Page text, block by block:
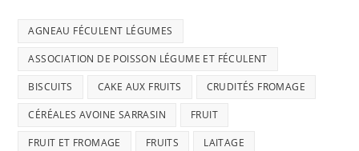
AGNEAU FÉCULENT LÉGUMES
ASSOCIATION DE POISSON LÉGUME ET FÉCULENT
BISCUITS CAKE AUX FRUITS CRUDITÉS FROMAGE
CÉRÉALES AVOINE SARRASIN FRUIT
FRUIT ET FROMAGE FRUITS LAITAGE